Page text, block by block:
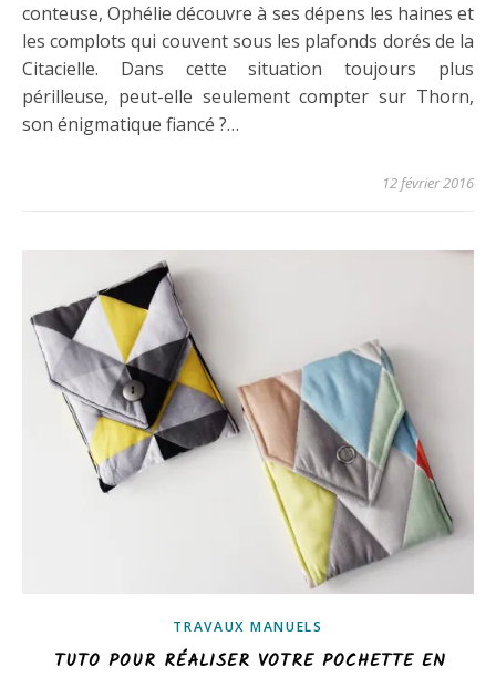
conteuse, Ophélie découvre à ses dépens les haines et
les complots qui couvent sous les plafonds dorés de la
Citacielle. Dans cette situation toujours plus
périlleuse, peut-elle seulement compter sur Thorn,
son énigmatique fiancé ?…
12 février 2016
TRAVAUX MANUELS
TUTO POUR RÉALISER VOTRE POCHETTE EN